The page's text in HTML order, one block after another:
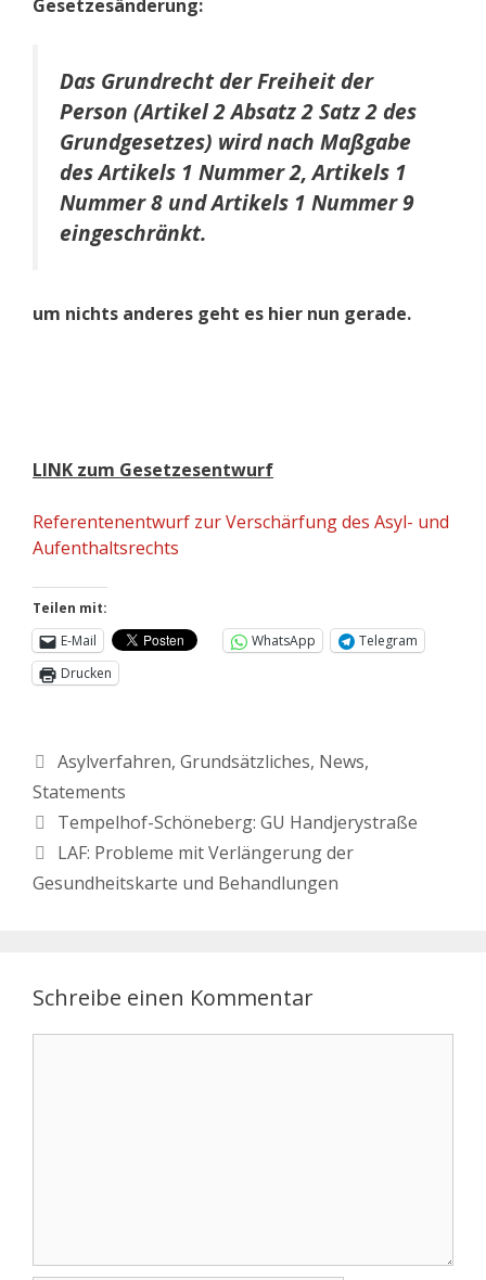
Gesetzesänderung:
Das Grundrecht der Freiheit der
Person (Artikel 2 Absatz 2 Satz 2 des
Grundgesetzes) wird nach Maßgabe
des Artikels 1 Nummer 2, Artikels 1
Nummer 8 und Artikels 1 Nummer 9
eingeschränkt.
um nichts anderes geht es hier nun gerade.
LINK zum Gesetzesentwurf
Referentenentwurf zur Verschärfung des Asyl- und
Aufenthaltsrechts
Teilen mit:
E-Mail
WhatsApp
Telegram
Drucken
Asylverfahren, Grundsätzliches, News,
Statements
Tempelhof-Schöneberg: GU Handjerystraße
LAF: Probleme mit Verlängerung der
Gesundheitskarte und Behandlungen
Schreibe einen Kommentar